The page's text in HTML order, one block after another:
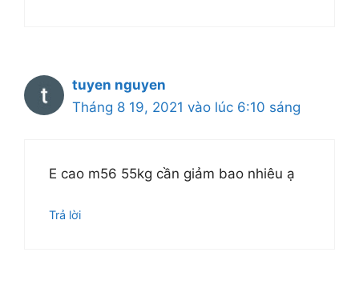
tuyen nguyen
Tháng 8 19, 2021 vào lúc 6:10 sáng
E cao m56 55kg cần giảm bao nhiêu ạ
Trả lời